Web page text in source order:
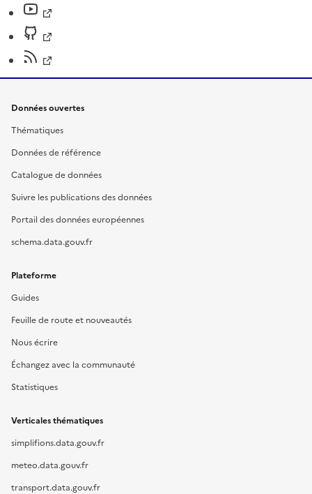
Données ouvertes
Thématiques
Données de référence
Catalogue de données
Suivre les publications des données
Portail des données européennes
schema.data.gouv.fr
Plateforme
Guides
Feuille de route et nouveautés
Nous écrire
Échangez avec la communauté
Statistiques
Verticales thématiques
simplifions.data.gouv.fr
meteo.data.gouv.fr
transport.data.gouv.fr